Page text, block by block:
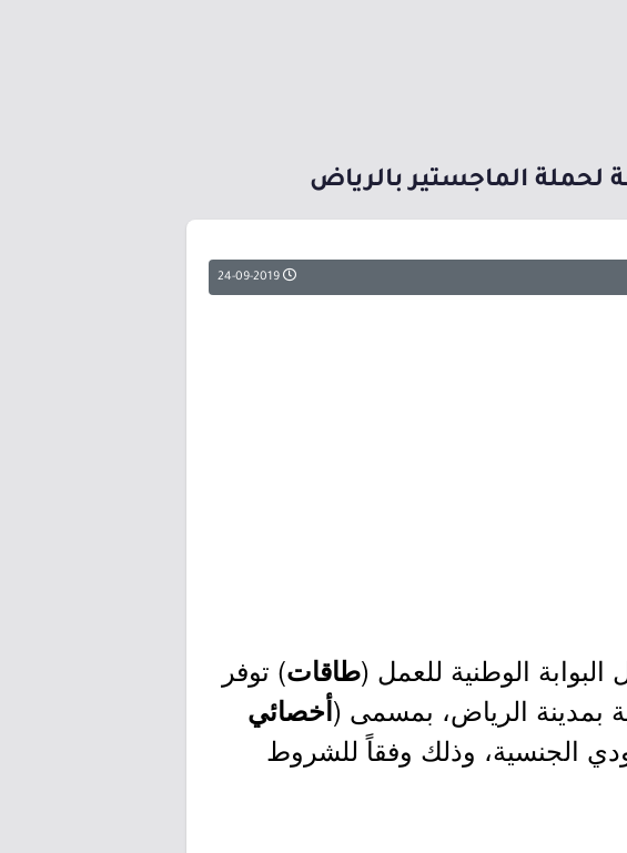
الماجستير بالرياض
الوطنية للعمل (طاقات) توفر
بمدينة الرياض، بمسمى (أخصائي
الجنسية، وذلك وفقاً للشروط